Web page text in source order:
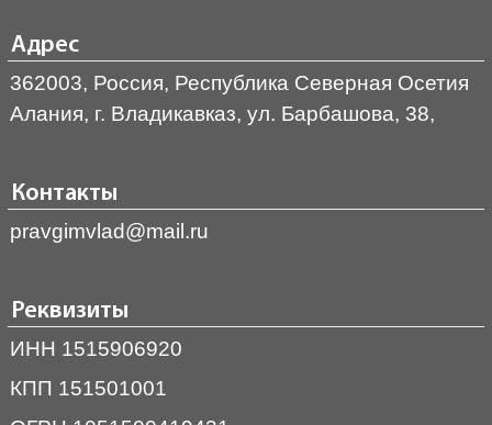
Адрес
362003, Россия, Республика Северная Осетия
Алания, г. Владикавказ, ул. Барбашова, 38,
Контакты
pravgimvlad@mail.ru
Реквизиты
ИНН 1515906920
КПП 151501001